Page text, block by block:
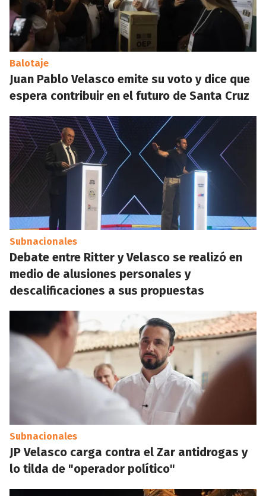
Balotaje
Juan Pablo Velasco emite su voto y dice que
espera contribuir en el futuro de Santa Cruz
Subnacionales
Debate entre Ritter y Velasco se realizó en
medio de alusiones personales y
descalificaciones a sus propuestas
Subnacionales
JP Velasco carga contra el Zar antidrogas y
lo tilda de "operador político"